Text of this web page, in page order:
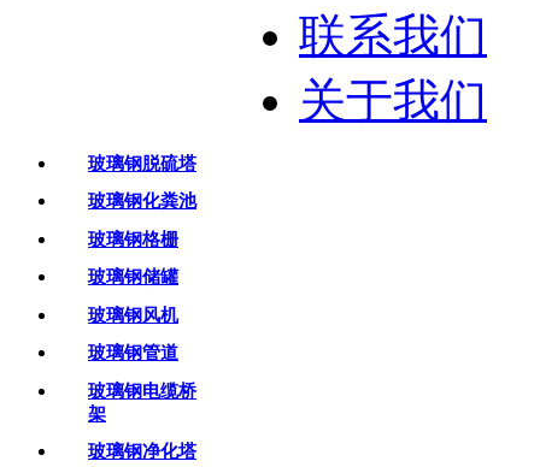
联系我们
关于我们
玻璃钢脱硫塔
玻璃钢化粪池
玻璃钢格栅
玻璃钢储罐
玻璃钢风机
玻璃钢管道
玻璃钢电缆桥
架
玻璃钢净化塔